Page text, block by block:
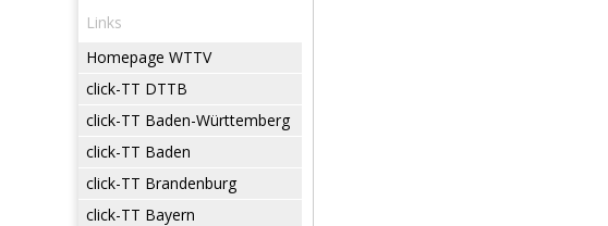
Links
Homepage WTTV
click-TT DTTB
click-TT Baden-Württemberg
click-TT Baden
click-TT Brandenburg
click-TT Bayern